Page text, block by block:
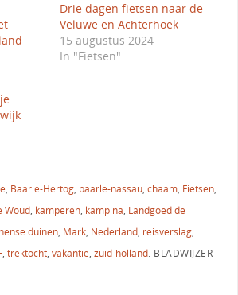
Drie dagen fietsen naar de
Veluwe en Achterhoek
15 augustus 2024
In "Fietsen"
, Baarle-Hertog, baarle-nassau, chaam, Fietsen,
Woud, kamperen, kampina, Landgoed de
duinen, Mark, Nederland, reisverslag,
, trektocht, vakantie, zuid-holland. BLADWIJZER